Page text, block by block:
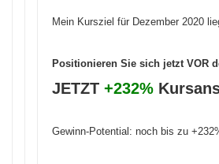
Mein Kursziel für Dezember 2020
Positionieren Sie sich jetzt VOR
JETZT +232%
Gewinn-Potential: noch bis zu